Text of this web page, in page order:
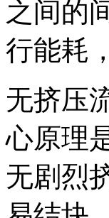
之间的
行能耗
无挤压
心原理
无剧烈